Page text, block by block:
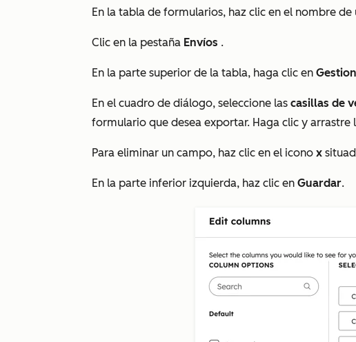
En la tabla de formularios, haz clic en el nombre de
Clic en la pestaña Envíos .
En la parte superior de la tabla, haga clic en
En el cuadro de diálogo, seleccione las casillas de
formulario que desea exportar. Haga clic y arrastre
Para eliminar un campo, haz clic en el icono x
En la parte inferior izquierda, haz clic en Guardar.